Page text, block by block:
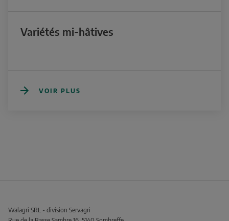
Variétés mi-hâtives
VOIR PLUS
Walagri SRL - division Servagri